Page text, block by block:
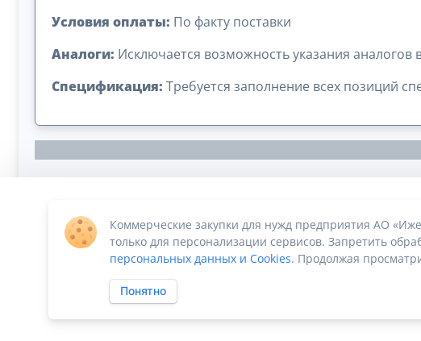
Условия оплаты: По факту поставки
Аналоги: Исключается возможность указания аналогов
Спецификация: Требуется заполнение всех позиций
Сумма лота: 2 920 000,00 ₽
Коммерческие закупки для нужд предприятия АО
только для персонализации сервисов. Запретить
персональных данных и Cookies. Продолжая
Понятно